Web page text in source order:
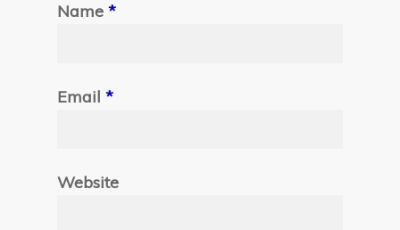
Name *
Email *
Website